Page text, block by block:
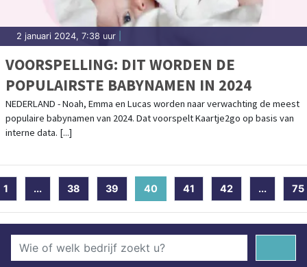
2 januari 2024, 7:38 uur
VOORSPELLING: DIT WORDEN DE
POPULAIRSTE BABYNAMEN IN 2024
NEDERLAND - Noah, Emma en Lucas worden naar verwachting de meest
populaire babynamen van 2024. Dat voorspelt Kaartje2go op basis van
interne data. [...]
1 ... 38 39 40 (current)
41 42 ... 75